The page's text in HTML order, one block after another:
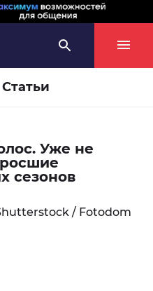
Статьи
Уже не
сезонов